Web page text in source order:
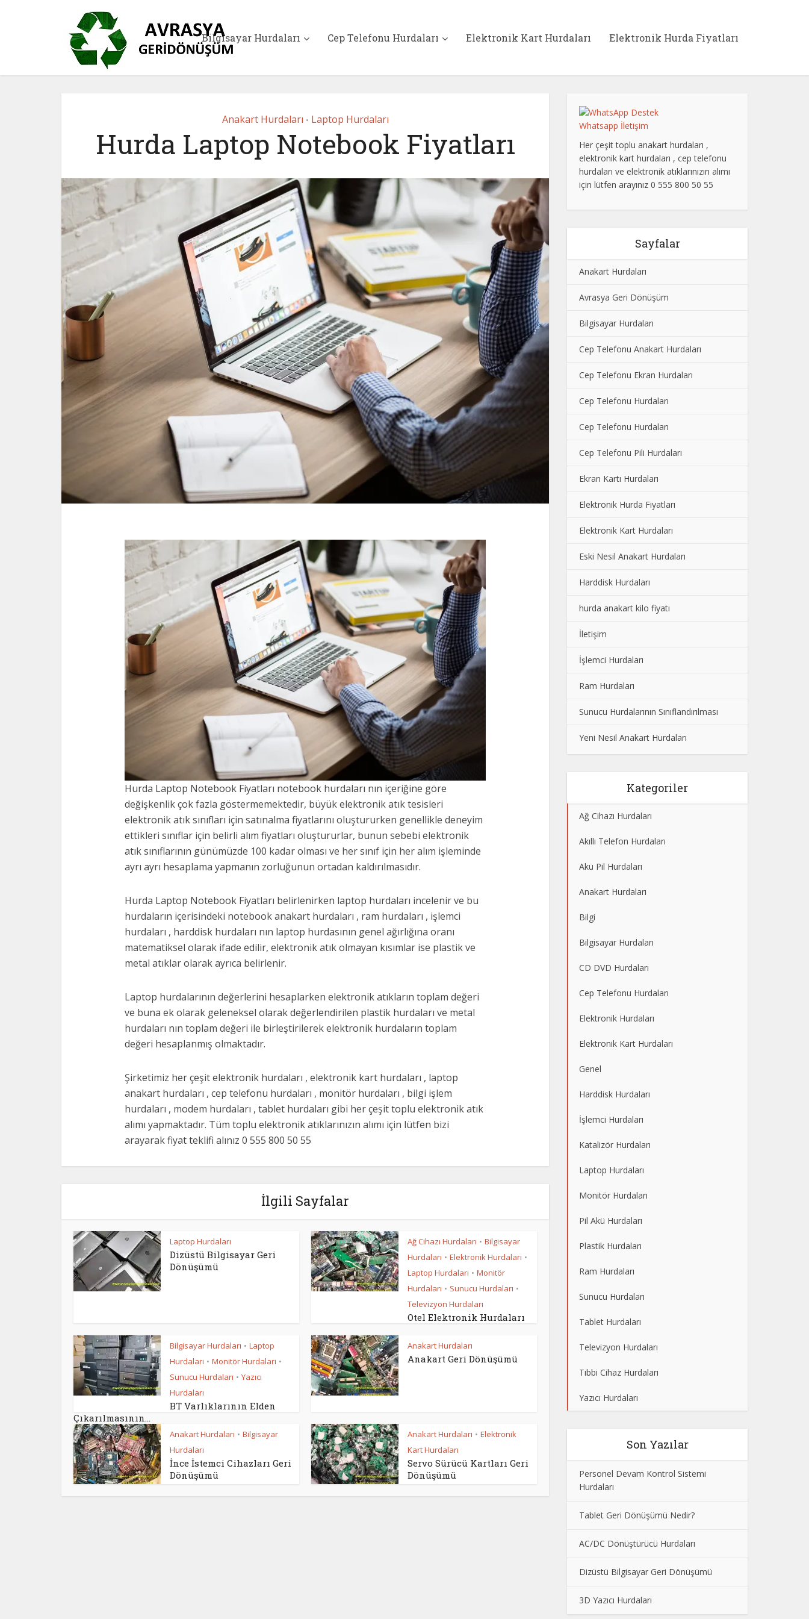
Bilgisayar Hurdaları Cep Telefonu Hurdaları Elektronik Kart Hurdaları Elektronik Hurda Fiyatları
Anakart Hurdaları • Laptop Hurdaları
Hurda Laptop Notebook Fiyatları
Hurda Laptop Notebook Fiyatları notebook hurdaları nın içeriğine göre
değişkenlik çok fazla göstermemektedir, büyük elektronik atık tesisleri
elektronik atık sınıfları için satınalma fiyatlarını oluştururken genellikle deneyim
ettikleri sınıflar için belirli alım fiyatları oluştururlar, bunun sebebi elektronik
atık sınıflarının günümüzde 100 kadar olması ve her sınıf için her alım işleminde
ayrı ayrı hesaplama yapmanın zorluğunun ortadan kaldırılmasıdır.
Hurda Laptop Notebook Fiyatları belirlenirken laptop hurdaları incelenir ve bu
hurdaların içerisindeki notebook anakart hurdaları , ram hurdaları , işlemci
hurdaları , harddisk hurdaları nın laptop hurdasının genel ağırlığına oranı
matematiksel olarak ifade edilir, elektronik atık olmayan kısımlar ise plastik ve
metal atıklar olarak ayrıca belirlenir.
Laptop hurdalarının değerlerini hesaplarken elektronik atıkların toplam değeri
ve buna ek olarak geleneksel olarak değerlendirilen plastik hurdaları ve metal
hurdaları nın toplam değeri ile birleştirilerek elektronik hurdaların toplam
değeri hesaplanmış olmaktadır.
Şirketimiz her çeşit elektronik hurdaları , elektronik kart hurdaları , laptop
anakart hurdaları , cep telefonu hurdaları , monitör hurdaları , bilgi işlem
hurdaları , modem hurdaları , tablet hurdaları gibi her çeşit toplu elektronik atık
alımı yapmaktadır. Tüm toplu elektronik atıklarınızın alımı için lütfen bizi
arayarak fiyat teklifi alınız 0 555 800 50 55
İlgili Sayfalar
Laptop Hurdaları
Dizüstü Bilgisayar Geri
Dönüşümü
Ağ Cihazı Hurdaları • Bilgisayar
Hurdaları • Elektronik Hurdaları •
Laptop Hurdaları • Monitör
Hurdaları • Sunucu Hurdaları •
Televizyon Hurdaları
Otel Elektronik Hurdaları
Bilgisayar Hurdaları • Laptop
Hurdaları • Monitör Hurdaları •
Sunucu Hurdaları • Yazıcı
Hurdaları
BT Varlıklarının Elden
Çıkarılmasının...
Anakart Hurdaları
Anakart Geri Dönüşümü
Anakart Hurdaları • Bilgisayar
Hurdaları
İnce İstemci Cihazları Geri
Dönüşümü
Anakart Hurdaları • Elektronik
Kart Hurdaları
Servo Sürücü Kartları Geri
Dönüşümü
Whatsapp İletişim
Her çeşit toplu anakart hurdaları ,
elektronik kart hurdaları , cep telefonu
hurdaları ve elektronik atıklarınızın alımı
için lütfen arayınız 0 555 800 50 55
Sayfalar
Anakart Hurdaları
Avrasya Geri Dönüşüm
Bilgisayar Hurdaları
Cep Telefonu Anakart Hurdaları
Cep Telefonu Ekran Hurdaları
Cep Telefonu Hurdaları
Cep Telefonu Hurdaları
Cep Telefonu Pili Hurdaları
Ekran Kartı Hurdaları
Elektronik Hurda Fiyatları
Elektronik Kart Hurdaları
Eski Nesil Anakart Hurdaları
Harddisk Hurdaları
hurda anakart kilo fiyatı
İletişim
İşlemci Hurdaları
Ram Hurdaları
Sunucu Hurdalarının Sınıflandırılması
Yeni Nesil Anakart Hurdaları
Kategoriler
Ağ Cihazı Hurdaları
Akıllı Telefon Hurdaları
Akü Pil Hurdaları
Anakart Hurdaları
Bilgi
Bilgisayar Hurdaları
CD DVD Hurdaları
Cep Telefonu Hurdaları
Elektronik Hurdaları
Elektronik Kart Hurdaları
Genel
Harddisk Hurdaları
İşlemci Hurdaları
Katalizör Hurdaları
Laptop Hurdaları
Monitör Hurdaları
Pil Akü Hurdaları
Plastik Hurdaları
Ram Hurdaları
Sunucu Hurdaları
Tablet Hurdaları
Televizyon Hurdaları
Tıbbi Cihaz Hurdaları
Yazıcı Hurdaları
Son Yazılar
Personel Devam Kontrol Sistemi
Hurdaları
Tablet Geri Dönüşümü Nedir?
AC/DC Dönüştürücü Hurdaları
Dizüstü Bilgisayar Geri Dönüşümü
3D Yazıcı Hurdaları